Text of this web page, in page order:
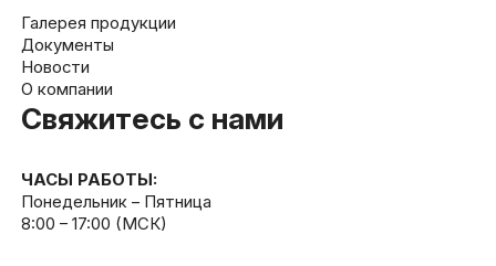
Галерея продукции
Документы
Новости
О компании
Свяжитесь с нами
ЧАСЫ РАБОТЫ:
Понедельник – Пятница
8:00 – 17:00 (МСК)